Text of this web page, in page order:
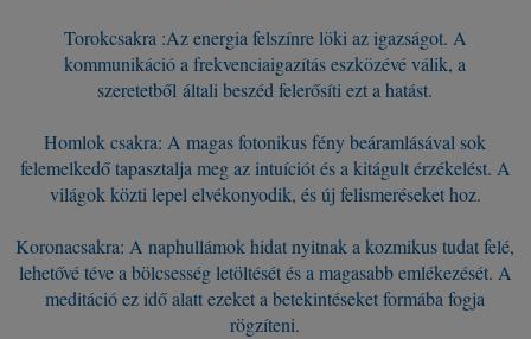
Torokcsakra :Az energia felszínre löki az igazságot. A
kommunikáció a frekvenciaigazítás eszközévé válik, a
szeretetből általi beszéd felerősíti ezt a hatást.
Homlok csakra: A magas fotonikus fény beáramlásával sok
felemelkedő tapasztalja meg az intuíciót és a kitágult érzékelést. A
világok közti lepel elvékonyodik, és új felismeréseket hoz.
Koronacsakra: A naphullámok hidat nyitnak a kozmikus tudat felé,
lehetővé téve a bölcsesség letöltését és a magasabb emlékezését. A
meditáció ez idő alatt ezeket a betekintéseket formába fogja
rögzíteni.